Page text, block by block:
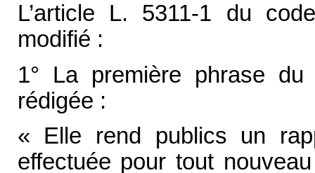
L’article L. 5311-1 du
modifié :
1° La première phrase
rédigée :
« Elle rend publics un
effectuée pour tout